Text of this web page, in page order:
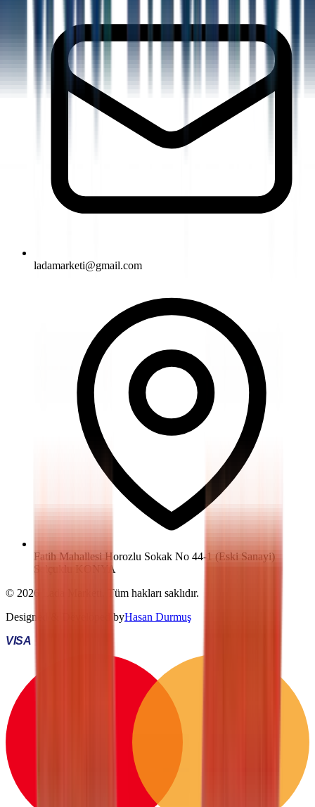
ladamarketi@gmail.com
Fatih Mahallesi Horozlu Sokak No 44-1 (Eski Sanayi)
Selçuklu KONYA
© 2026
. Tüm hakları saklıdır.
Designed & Developed byHasan Durmuş
VISA